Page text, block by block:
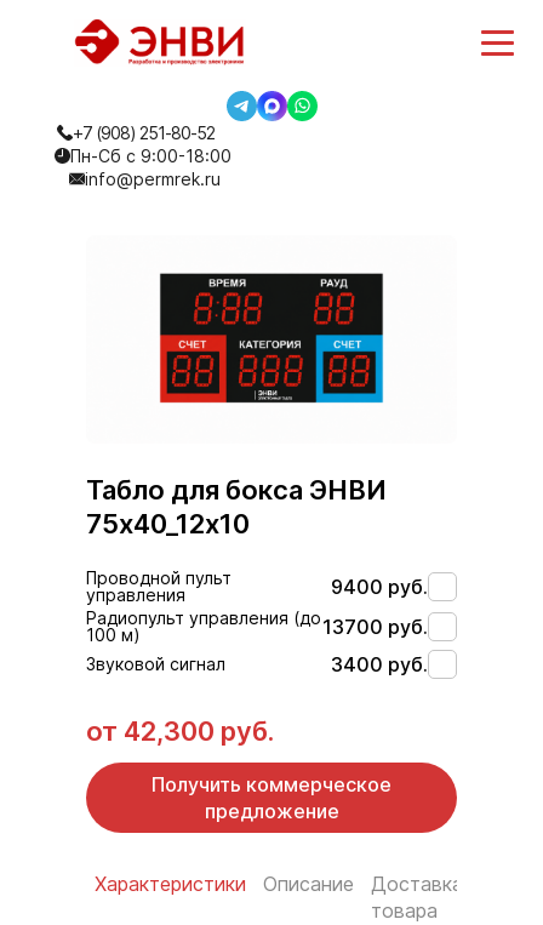
+7 (908) 251-80-52
Пн-Сб с 9:00-18:00
info@permrek.ru
Характеристики Описание
Доставка
товара
Табло для бокса ЭНВИ
75х40_12х10
от 42,300 руб.
Получить коммерческое
предложение
Проводной пульт
управления
9400 руб.
Радиопульт управления (до
100 м)
13700 руб.
Звуковой сигнал 3400 руб.